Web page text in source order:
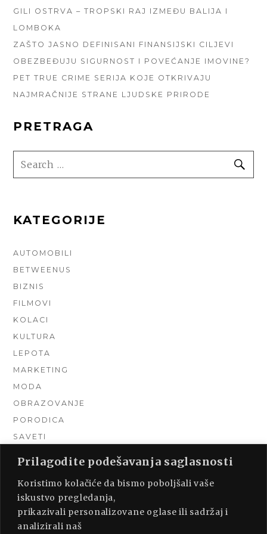
Prilagodite podešavanja saglasnosti
Koristimo kolačiće da bismo poboljšali vaše
iskustvo pregledanja,
prikazivali personalizovane oglase ili sadržaj i
analizirali naš
GILI OSTRVA – TROPSKI RAJ IZMEĐU BALIJA I
LOMBOKA
ZAŠTO JASNO DEFINISANI FINANSIJSKI CILJEVI
OBEZBEĐUJU SIGURNOST I POVEĆANJE IMOVINE?
PET TRUE CRIME SERIJA KOJE OTKRIVAJU
NAJMRAČNIJE STRANE LJUDSKE PRIRODE
PRETRAGA
SEARCH
FOR:
KATEGORIJE
AUTOMOBILI
BETWEENUS
BIZNIS
FILMOVI
KOLACI
KULTURA
LEPOTA
MARKETING
MODA
OBRAZOVANJE
PORODICA
SAVETI
TURIZAM
UNCATEGORIZED
URADI SAM
UREĐENJE DOMA